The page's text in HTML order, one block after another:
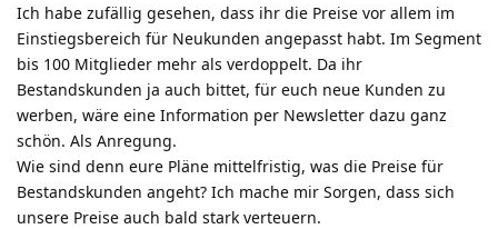
Ich habe zufällig gesehen, dass ihr die Preise vor allem im
Einstiegsbereich für Neukunden angepasst habt. Im Segment
bis 100 Mitglieder mehr als verdoppelt. Da ihr
Bestandskunden ja auch bittet, für euch neue Kunden zu
werben, wäre eine Information per Newsletter dazu ganz
schön. Als Anregung.
Wie sind denn eure Pläne mittelfristig, was die Preise für
Bestandskunden angeht? Ich mache mir Sorgen, dass sich
unsere Preise auch bald stark verteuern.